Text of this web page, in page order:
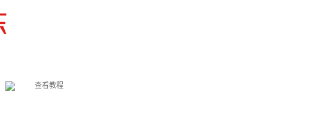
查看教程